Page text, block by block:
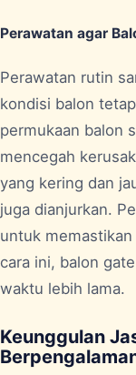
Perawatan agar
Perawatan rutin
kondisi balon
permukaan balon
mencegah
yang kering dan
juga dianjurkan.
untuk
cara ini, balon
waktu lebih lama.
Keunggulan